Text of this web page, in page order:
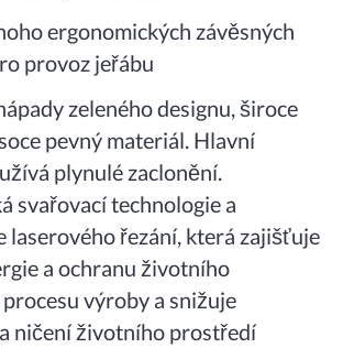
ergonomických závěsných
provoz jeřábu
zeleného designu, široce
pevný materiál. Hlavní
plynulé zaclonění.
svařovací technologie a
laserového řezání, která zajišťuje
a ochranu životního
výroby a snižuje
ničení životního prostředí